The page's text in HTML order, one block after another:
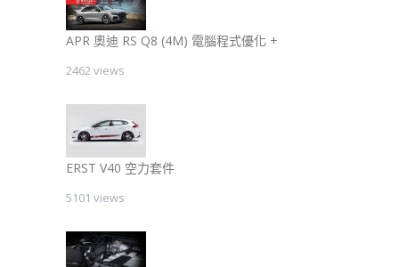
APR 奧迪 RS Q8 (4M) 電腦程式優化 +
2462 views
ERST V40 空力套件
5101 views